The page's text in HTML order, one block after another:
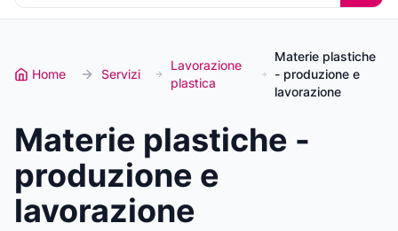
Home Servizi
Lavorazione
plastica
Materie plastiche
- produzione e
lavorazione
Materie plastiche -
produzione e
lavorazione